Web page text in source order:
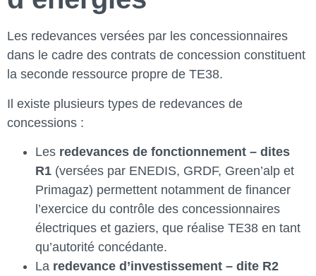
Les redevances versées par les concessionnaires
dans le cadre des contrats de concession constituent
la seconde ressource propre de TE38.
Il existe plusieurs types de redevances de
concessions :
Les redevances de fonctionnement – dites
R1 (versées par ENEDIS, GRDF, Green’alp et
Primagaz) permettent notamment de financer
l’exercice du contrôle des concessionnaires
électriques et gaziers, que réalise TE38 en tant
qu’autorité concédante.
La redevance d’investissement – dite R2